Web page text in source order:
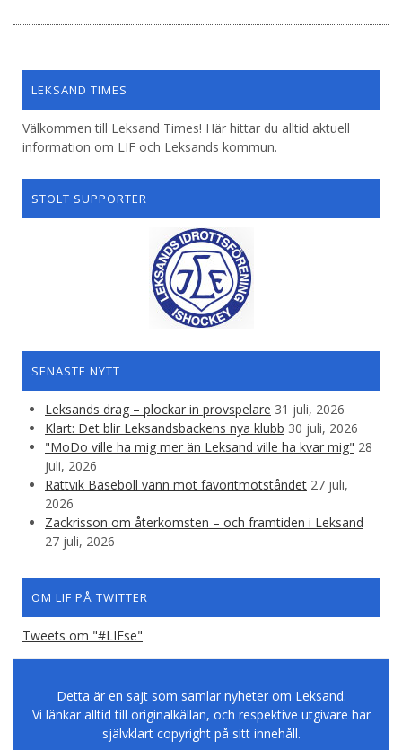
LEKSAND TIMES
Välkommen till Leksand Times! Här hittar du alltid aktuell
information om LIF och Leksands kommun.
STOLT SUPPORTER
SENASTE NYTT
Leksands drag – plockar in provspelare 31 juli, 2026
Klart: Det blir Leksandsbackens nya klubb 30 juli, 2026
"MoDo ville ha mig mer än Leksand ville ha kvar mig" 28
juli, 2026
Rättvik Baseboll vann mot favoritmotståndet 27 juli,
2026
Zackrisson om återkomsten – och framtiden i Leksand
27 juli, 2026
OM LIF PÅ TWITTER
Tweets om "#LIFse"
Detta är en sajt som samlar nyheter om Leksand.
Vi länkar alltid till originalkällan, och respektive utgivare har
självklart copyright på sitt innehåll.